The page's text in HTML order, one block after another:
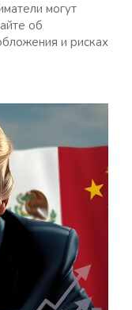
могут
об
и рисках